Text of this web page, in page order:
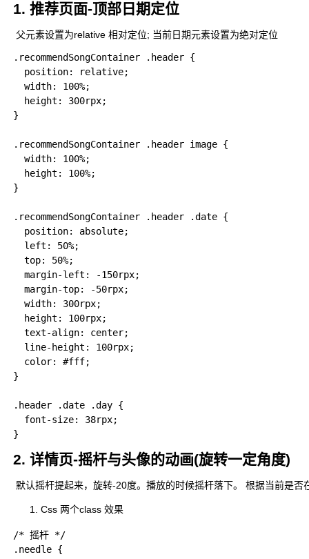
1. 推荐页面-顶部日期定位
​ 父元素设置为relative 相对定位; 当前日期元素设置为绝对定位
.recommendSongContainer .header {
  position: relative;
  width: 100%;
  height: 300rpx;
}
.recommendSongContainer .header image {
  width: 100%;
  height: 100%;
}
.recommendSongContainer .header .date {
  position: absolute;
  left: 50%;
  top: 50%;
  margin-left: -150rpx;
  margin-top: -50rpx;
  width: 300rpx;
  height: 100rpx;
  text-align: center;
  line-height: 100rpx;
  color: #fff;
}
.header .date .day {
  font-size: 38rpx;
2. 详情页-摇杆与头像的动画(旋转一定角度)
默认摇杆提起来，旋转-20度。播放的时候摇杆落下。 根据当前是
Css 两个class 效果
/* 摇杆 */
.needle {